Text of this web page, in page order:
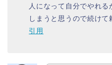
人になって自分でやれる
しまうと思うので続けて
引用